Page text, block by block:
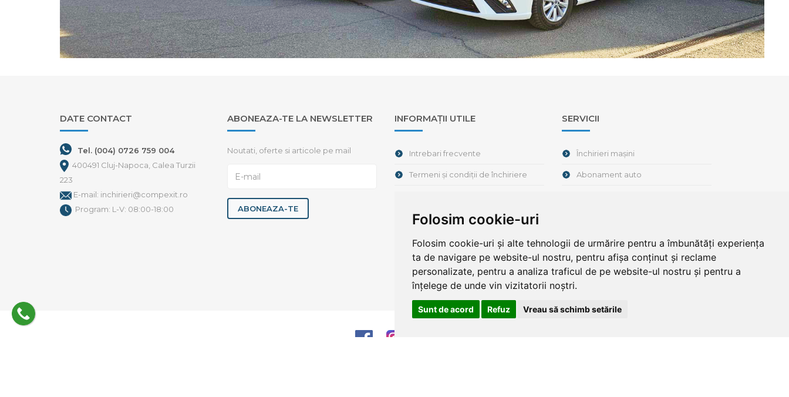
Folosim cookie-uri
Folosim cookie-uri și alte tehnologii de urmărire pentru a îmbunătăți experiența
ta de navigare pe website-ul nostru, pentru afișa conținut și reclame
personalizate, pentru a analiza traficul de pe website-ul nostru și pentru a
înțelege de unde vin vizitatorii noștri.
Sunt de acord Refuz Vreau să schimb setările
DATE CONTACT
Tel. (004) 0726 759 004
400491 Cluj-Napoca, Calea Turzii
223
E-mail: inchirieri@compexit.ro
Program: L-V: 08:00-18:00
ABONEAZA-TE LA NEWSLETTER
Noutati, oferte si articole pe mail
ABONEAZA-TE
INFORMAȚII UTILE
Intrebari frecvente
Termeni și condiții de închiriere
Despre noi
Articole / Noutăți
Chestionar de satisfacție
SERVICII
Închirieri mașini
Abonament auto